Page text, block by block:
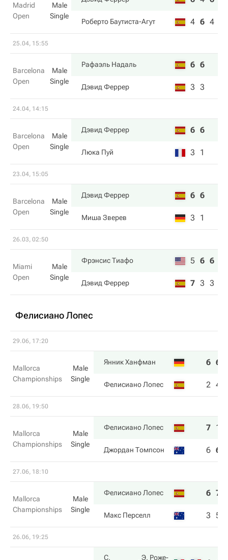
Madrid
Open
Male
Single
Роберто Баутиста-Агут 4 6 4
25.04, 15:55
Barcelona
Open
Male
Single
Рафаэль Надаль 6 6
Дэвид Феррер 3 3
24.04, 14:15
Barcelona
Open
Male
Single
Дэвид Феррер 6 6
Люка Пуй 3 1
23.04, 15:05
Barcelona
Open
Male
Single
Дэвид Феррер 6 6
Миша Зверев 3 1
26.03, 02:50
Miami
Open
Male
Single
Фрэнсис Тиафо 5 6 6
Дэвид Феррер 7 3 3
Фелисиано Лопес
29.06, 17:20
Mallorca
Championships
Male
Single
Янник Ханфман 6 6
Фелисиано Лопес 2 4
28.06, 19:50
Mallorca
Championships
Male
Single
Фелисиано Лопес 7 1
Джордан Томпсон 6 6
27.06, 18:10
Mallorca
Championships
Male
Single
Фелисиано Лопес 6 7
Макс Перселл 3 5
26.06, 19:25
С.
Э. Роже-